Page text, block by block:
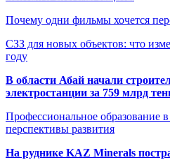
Почему одни фильмы хочется
СЗЗ для новых объектов: что
году
В области Абай начали
электростанции за 759 млрд
Профессиональное образование
перспективы развития
На руднике KAZ Minerals